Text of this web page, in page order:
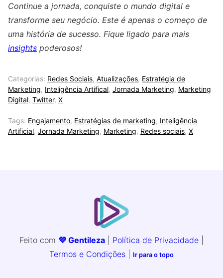
Continue a jornada, conquiste o mundo digital e
transforme seu negócio. Este é apenas o começo de
uma história de sucesso. Fique ligado para mais
insights poderosos!
Categorias: Redes Sociais, Atualizações, Estratégia de
Marketing, Inteligência Artifical, Jornada Marketing, Marketing
Digital, Twitter, X
Tags: Engajamento, Estratégias de marketing, Inteligência
Artificial, Jornada Marketing, Marketing, Redes sociais, X
Feito com 💜 Gentileza Política de Privacidade
Termos e Condições
Ir para o topo